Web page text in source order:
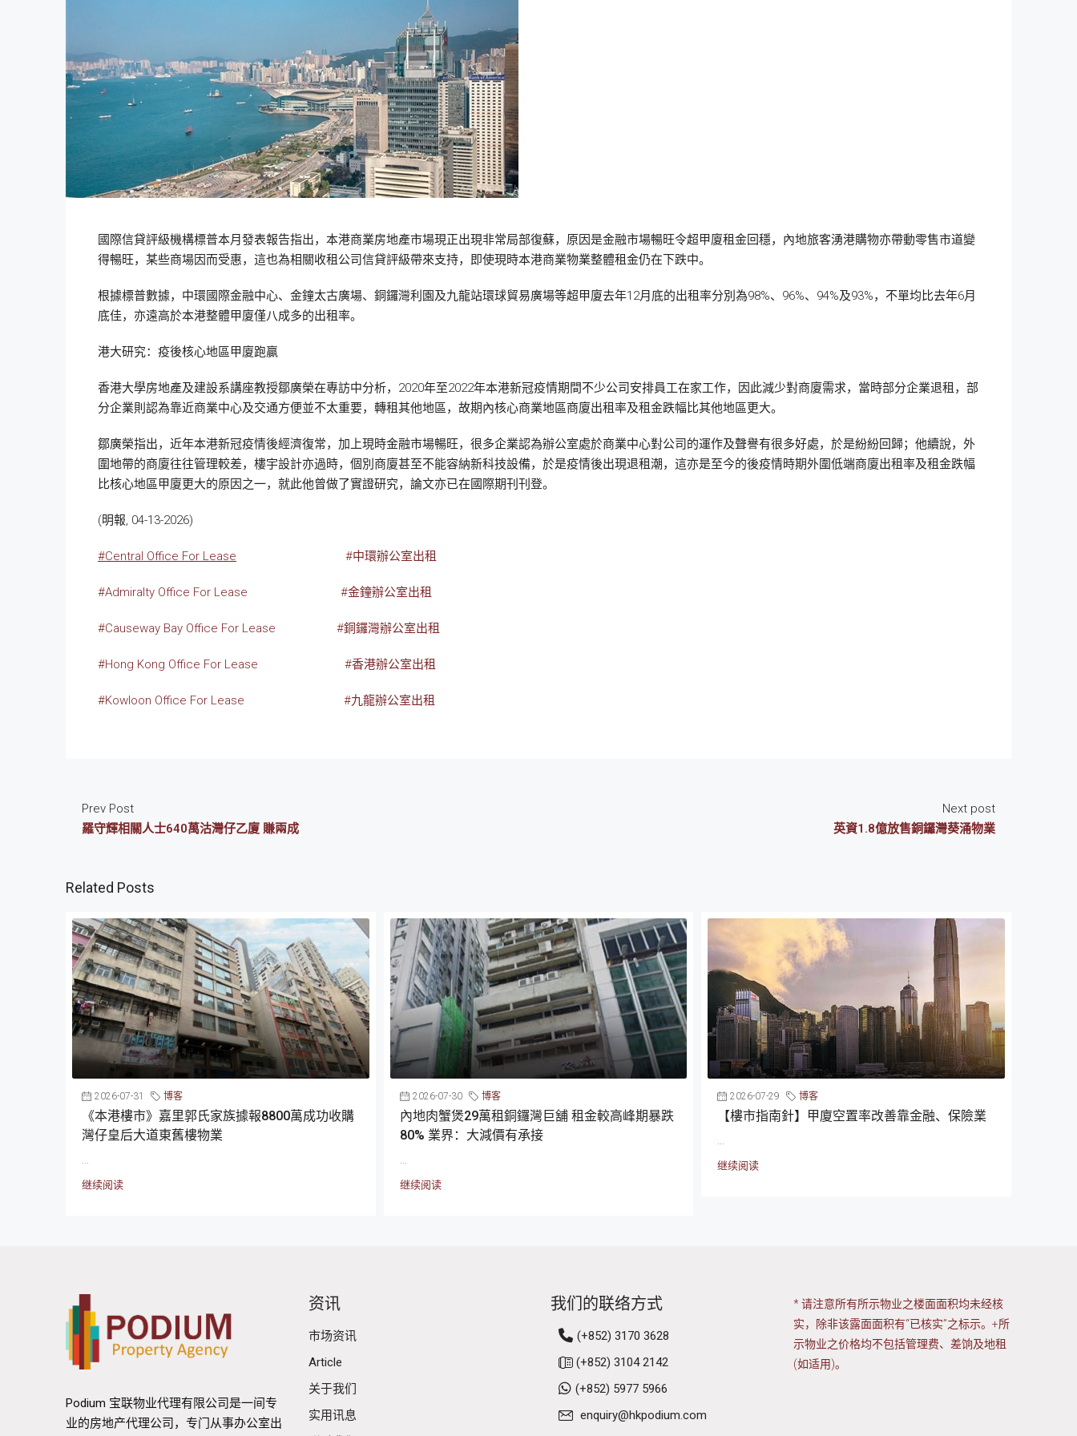
國際信貸評級機構標普本月發表報告指出，本港商業房地產市場現正出現非常局部復蘇，原因是金融市場暢旺令超甲廈租金回穩，內地旅客湧港購物亦帶動零售市道變
得暢旺，某些商場因而受惠，這也為相關收租公司信貸評級帶來支持，即使現時本港商業物業整體租金仍在下跌中。
根據標普數據，中環國際金融中心、金鐘太古廣場、銅鑼灣利園及九龍站環球貿易廣場等超甲廈去年12月底的出租率分別為98%、96%、94%及93%，不單均比去年6月
底佳，亦遠高於本港整體甲廈僅八成多的出租率。
港大研究：疫後核心地區甲廈跑贏
香港大學房地產及建設系講座教授鄒廣榮在專訪中分析，2020年至2022年本港新冠疫情期間不少公司安排員工在家工作，因此減少對商廈需求，當時部分企業退租，部
分企業則認為靠近商業中心及交通方便並不太重要，轉租其他地區，故期內核心商業地區商廈出租率及租金跌幅比其他地區更大。
鄒廣榮指出，近年本港新冠疫情後經濟復常，加上現時金融市場暢旺，很多企業認為辦公室處於商業中心對公司的運作及聲譽有很多好處，於是紛紛回歸；他續說，外
圍地帶的商廈往往管理較差，樓宇設計亦過時，個別商廈甚至不能容納新科技設備，於是疫情後出現退租潮，這亦是至今的後疫情時期外圍低端商廈出租率及租金跌幅
比核心地區甲廈更大的原因之一，就此他曾做了實證研究，論文亦已在國際期刊刊登。
(明報, 04-13-2026)
#Central Office For Lease #中環辦公室出租
#Admiralty Office For Lease #金鐘辦公室出租
#Causeway Bay Office For Lease #銅鑼灣辦公室出租
#Hong Kong Office For Lease #香港辦公室出租
#Kowloon Office For Lease #九龍辦公室出租
Prev Post
羅守輝相關人士640萬沽灣仔乙廈 賺兩成
Next post
英資1.8億放售銅鑼灣葵涌物業
Related Posts
2026-07-31 博客
《本港樓市》嘉里郭氏家族據報8800萬成功收購
灣仔皇后大道東舊樓物業
继续阅读
2026-07-30 博客
內地肉蟹煲29萬租銅鑼灣巨舖 租金較高峰期暴跌
80% 業界：大減價有承接
继续阅读
2026-07-29 博客
【樓市指南針】甲廈空置率改善靠金融、保險業
继续阅读
Podium 宝联物业代理有限公司是一间专
业的房地产代理公司，专门从事办公室出
资讯
市场资讯
Article
关于我们
实用讯息
我们的联络方式
(+852) 3170 3628
(+852) 3104 2142
(+852) 5977 5966
enquiry@hkpodium.com
* 请注意所有所示物业之楼面面积均未经核
实，除非该露面面积有“已核实”之标示。+所
示物业之价格均不包括管理费、差饷及地租
(如适用)。